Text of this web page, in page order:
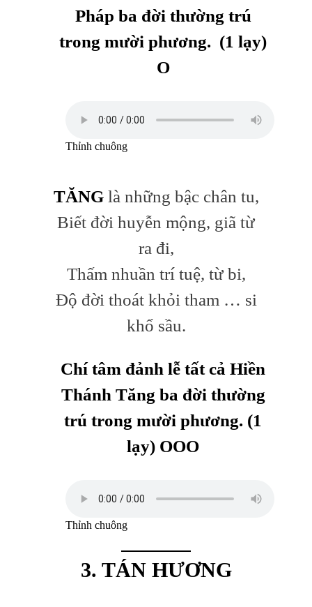
Pháp ba đời thường trú
trong mười phương. (1 lạy)
O
Thỉnh chuông
TĂNGlà những bậc chân tu,
Biết đời huyễn mộng, giã từ
ra đi,
Thấm nhuần trí tuệ, từ bi,
Độ đời thoát khỏi tham … si
khổ sầu.
Chí tâm đảnh lễ tất cả Hiền
Thánh Tăng ba đời thường
trú trong mười phương. (1
lạy) OOO
Thỉnh chuông
3. TÁN HƯƠNG